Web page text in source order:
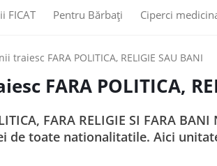
FICAT Pentru Bărbați Ciperci
FARA POLITICA, RELIGIE SAU BANI
FARA POLITICA,
FARA RELIGIE SI FARA
de toate nationalitatile. Aici